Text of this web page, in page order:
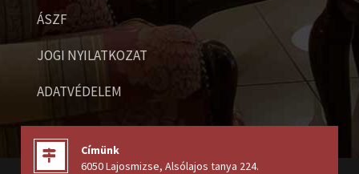
ÁSZF
JOGI NYILATKOZAT
ADATVÉDELEM
Címünk
6050 Lajosmizse, Alsólajos tanya 224.